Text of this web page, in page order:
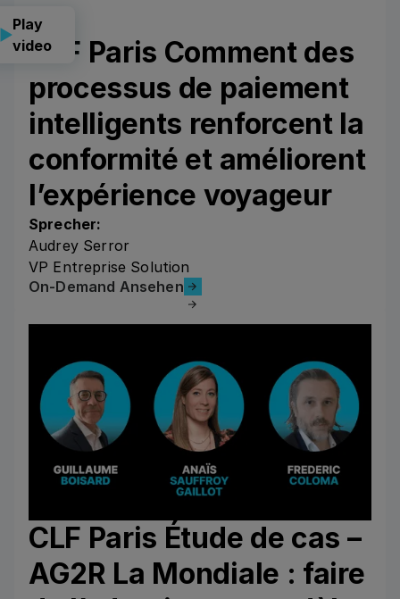
Play
video
CLF Paris Comment des
processus de paiement
intelligents renforcent la
conformité et améliorent
l’expérience voyageur
Sprecher:
Audrey Serror
VP Entreprise Solution
On-Demand Ansehen
On-Demand Ansehen
CLF Paris Étude de cas –
AG2R La Mondiale : faire